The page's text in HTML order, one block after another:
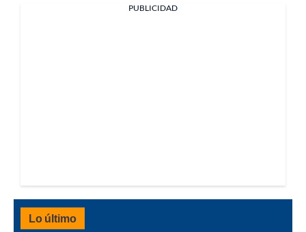
PUBLICIDAD
Lo último